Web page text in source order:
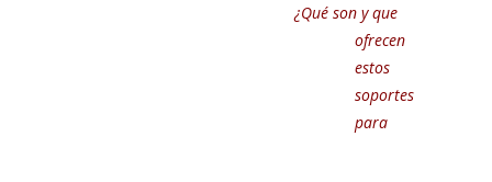
¿Qué son y que
ofrecen
estos
soportes
para